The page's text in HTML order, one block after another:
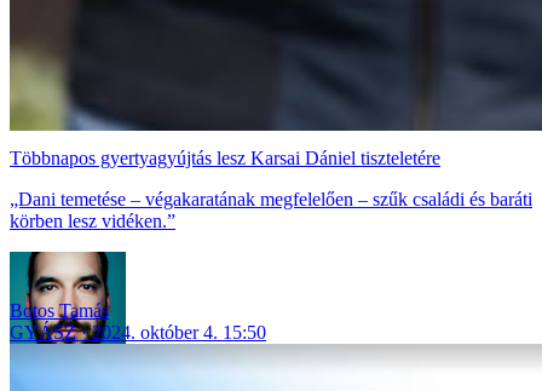
Többnapos gyertyagyújtás lesz Karsai Dániel tiszteletére
„Dani temetése – végakaratának megfelelően – szűk családi és baráti
körben lesz vidéken.”
Botos Tamás
GYÁSZ
2024. október 4. 15:50